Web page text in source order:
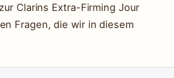
Clarins Extra-Firming Jour
Fragen, die wir in diesem